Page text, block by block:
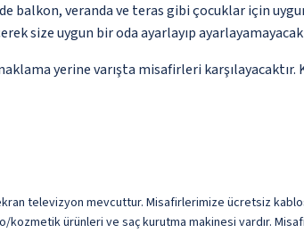
balkon, veranda ve teras gibi çocuklar için
size uygun bir oda ayarlayıp
yerine varışta misafirleri
televizyon mevcuttur. Misafirlerimize ücretsiz
ürünleri ve saç kurutma makinesi vardır.